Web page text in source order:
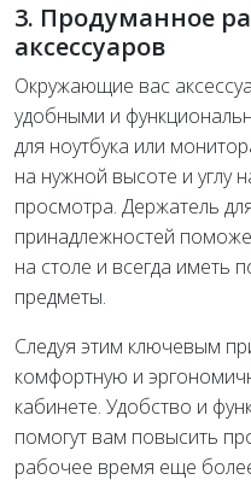
3. Продуманное
аксессуаров
Окружающие вас
удобными и
для ноутбука или
на нужной высоте и углу
просмотра. Держатель
принадлежностей
на столе и всегда иметь
предметы.
Следуя этим ключевым
комфортную и
кабинете. Удобство и
помогут вам повысить
рабочее время еще